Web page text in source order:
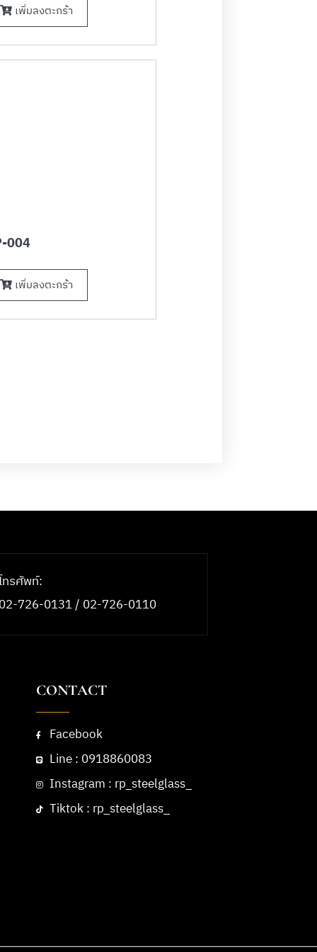
เพิ่มลงตะกร้า
004
เพิ่มลงตะกร้า
ทรศัพท์:
726-0131 / 02-726-0110
CONTACT
Facebook
Line : 0918860083
Instagram : rp_steelglass_
Tiktok : rp_steelglass_